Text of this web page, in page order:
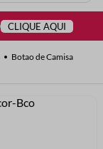
CLIQUE AQUI
Botao de Camisa